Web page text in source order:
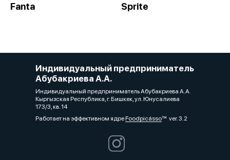
Fanta Sprite
Индивидуальный предприниматель
Абубакриева А.А.
Индивидуальный предприниматель Абубакриева А.А.
Кыргызская Республика, г. Бишкек, ул. Юнусалиева
173/3, кв. 14
Работает на эффективном ядреFoodpicássover. 3.2